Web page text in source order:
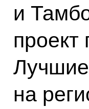
и
Лучшие
на